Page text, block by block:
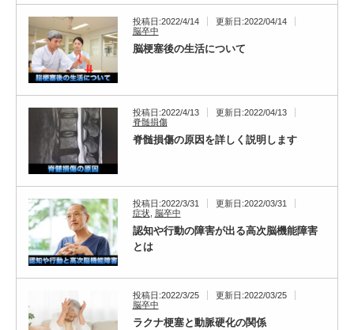
投稿日:2022/4/14
更新日:2022/04/14
脳卒中
脳梗塞後の生活について
投稿日:2022/4/13
更新日:2022/04/13
脊髄損傷
脊髄損傷の原因を詳しく説明します
投稿日:2022/3/31
更新日:2022/03/31
症状, 脳卒中
認知や行動の障害が出る高次脳機能障害
とは
投稿日:2022/3/25
更新日:2022/03/25
脳卒中
ラクナ梗塞と動脈硬化の関係